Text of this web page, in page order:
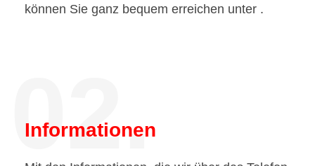
können Sie ganz bequem erreichen unter .
02.
Informationen